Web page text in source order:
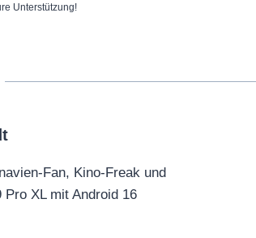
Unterstützung!
Fan, Kino-Freak und
XL mit Android 16